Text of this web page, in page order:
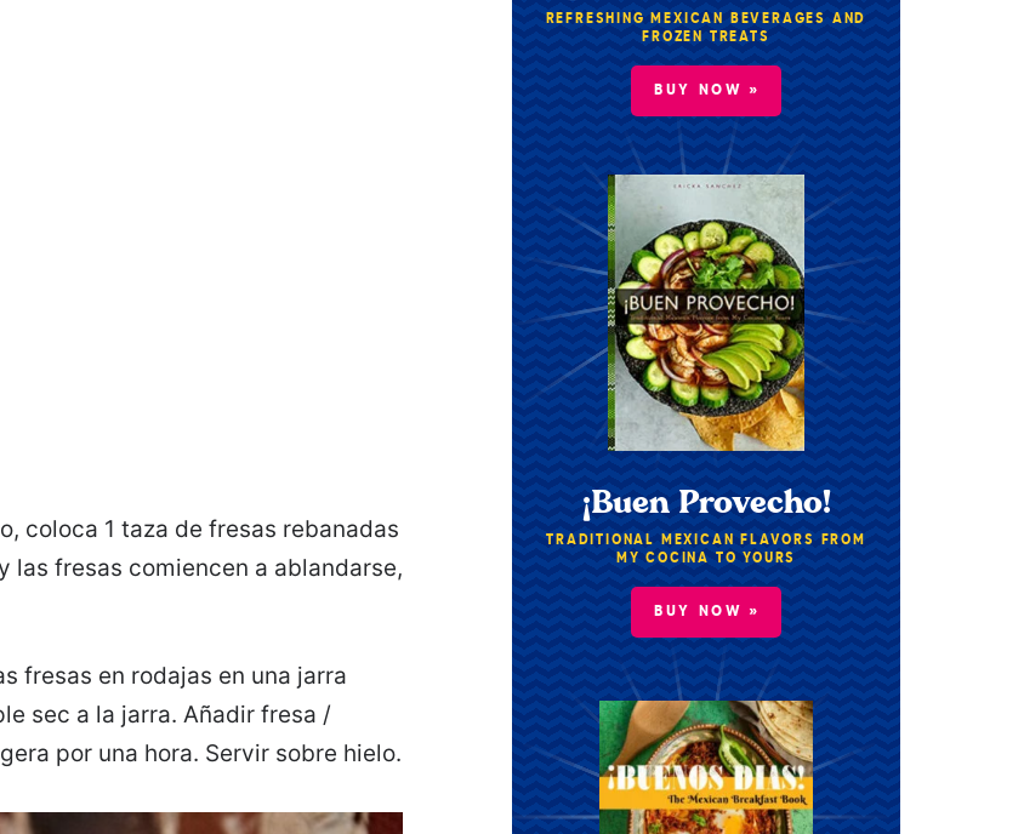
coloca 1 taza de fresas rebanadas
las fresas comiencen a ablandarse,
fresas en rodajas en una jarra
sec a la jarra. Añadir fresa /
por una hora. Servir sobre hielo.
REFRESHING MEXICAN BEVERAGES AND
FROZEN TREATS
BUY NOW »
¡Buen Provecho!
TRADITIONAL MEXICAN FLAVORS FROM
MY COCINA TO YOURS
BUY NOW »